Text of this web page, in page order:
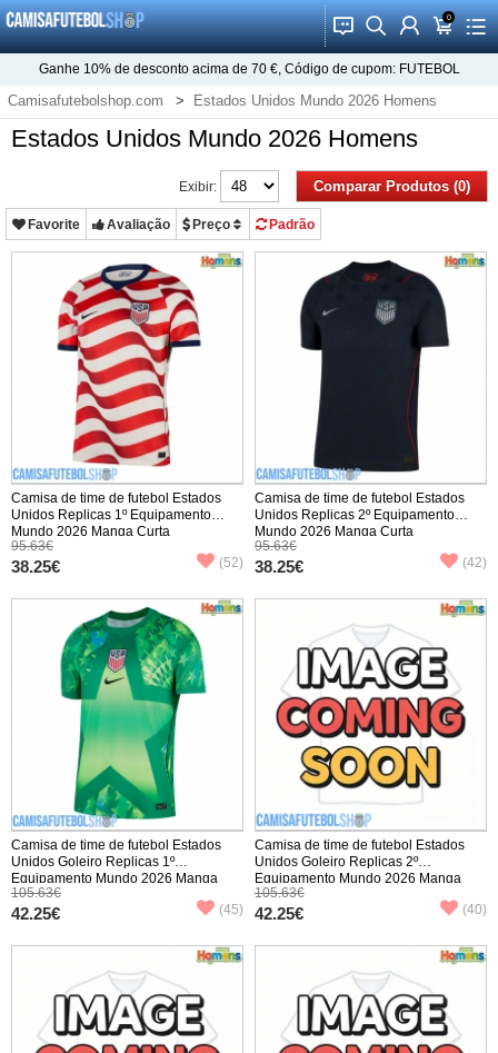
󰂱 󰂨 󰃳 0
󰃦 󰃖
Ganhe 10%de desconto acima de 70 €, Código de cupom: FUTEBOL
Camisafutebolshop.com Estados Unidos Mundo 2026 Homens
Estados Unidos Mundo 2026 Homens
Comparar Produtos (0)
Exibir:
Favorite Avaliação Preço Padrão
Camisa de time de futebol Estados
Unidos Replicas 1º Equipamento
Mundo 2026 Manga Curta
95.63€
38.25€ (52)
Camisa de time de futebol Estados
Unidos Replicas 2º Equipamento
Mundo 2026 Manga Curta
95.63€
38.25€ (42)
Camisa de time de futebol Estados
Unidos Goleiro Replicas 1º
Equipamento Mundo 2026 Manga
Curta
105.63€
42.25€ (45)
Camisa de time de futebol Estados
Unidos Goleiro Replicas 2º
Equipamento Mundo 2026 Manga
Curta
105.63€
42.25€ (40)